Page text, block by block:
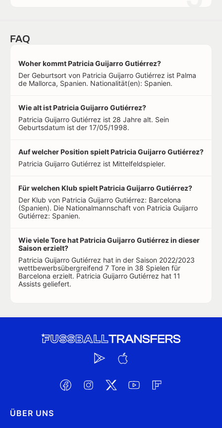
FAQ
Woher kommt Patricia Guijarro Gutiérrez?
Der Geburtsort von Patricia Guijarro Gutiérrez ist Palma
de Mallorca, Spanien. Nationalität(en): Spanien.
Wie alt ist Patricia Guijarro Gutiérrez?
Patricia Guijarro Gutiérrez ist 28 Jahre alt. Sein
Geburtsdatum ist der 17/05/1998.
Auf welcher Position spielt Patricia Guijarro Gutiérrez?
Patricia Guijarro Gutiérrez ist Mittelfeldspieler.
Für welchen Klub spielt Patricia Guijarro Gutiérrez?
Der Klub von Patricia Guijarro Gutiérrez: Barcelona
(Spanien). Die Nationalmannschaft von Patricia Guijarro
Gutiérrez: Spanien.
Wie viele Tore hat Patricia Guijarro Gutiérrez in dieser
Saison erzielt?
Patricia Guijarro Gutiérrez hat in der Saison 2022/2023
wettbewerbsübergreifend 7 Tore in 38 Spielen für
Barcelona erzielt. Patricia Guijarro Gutiérrez hat 11
Assists geliefert.
ÜBER UNS